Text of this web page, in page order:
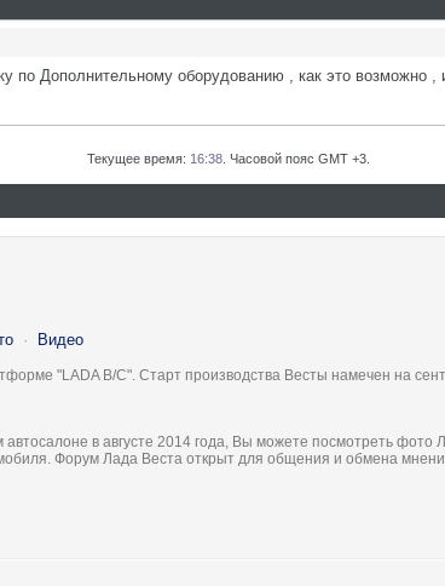
Дополнительному оборудованию , как это возможно ,
Текущее время: 16:38 . Часовой пояс GMT +3.
· Видео
"LADA B/C". Старт производства Весты намечен на
в августе 2014 года, Вы можете посмотреть фото
Форум Лада Веста открыт для общения и обмена